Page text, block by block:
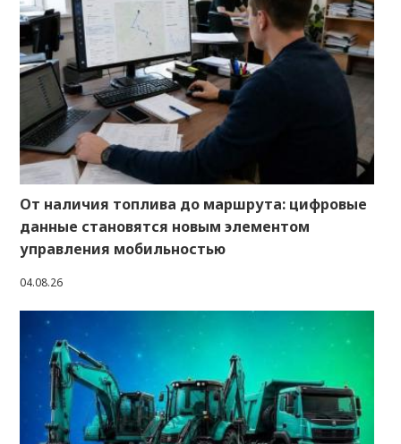
От наличия топлива до маршрута: цифровые
данные становятся новым элементом
управления мобильностью
04.08.26